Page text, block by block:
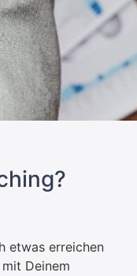
etwas erreichen
Deinem